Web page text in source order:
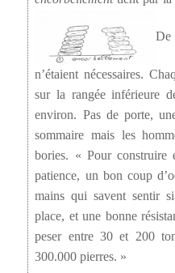
n’étaient nécessaires.
sur la rangée inférieure
environ. Pas de porte,
sommaire mais les
bories. « Pour
patience, un bon coup
mains qui savent sentir
place, et une bonne
peser entre 30 et 200
300.000 pierres. »